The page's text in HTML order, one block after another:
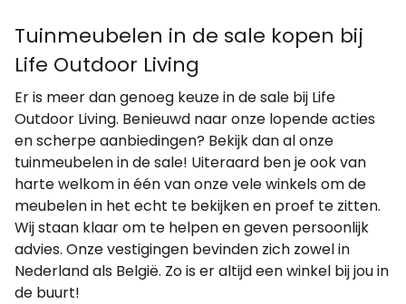
Tuinmeubelen in de sale kopen bij
Life Outdoor Living
Er is meer dan genoeg keuze in de sale bij Life
Outdoor Living. Benieuwd naar onze lopende acties
en scherpe aanbiedingen? Bekijk dan al onze
tuinmeubelen in de sale! Uiteraard ben je ook van
harte welkom in één van onze vele winkels om de
meubelen in het echt te bekijken en proef te zitten.
Wij staan klaar om te helpen en geven persoonlijk
advies. Onze vestigingen bevinden zich zowel in
Nederland als België. Zo is er altijd eenwinkel bij jou in
de buurt!